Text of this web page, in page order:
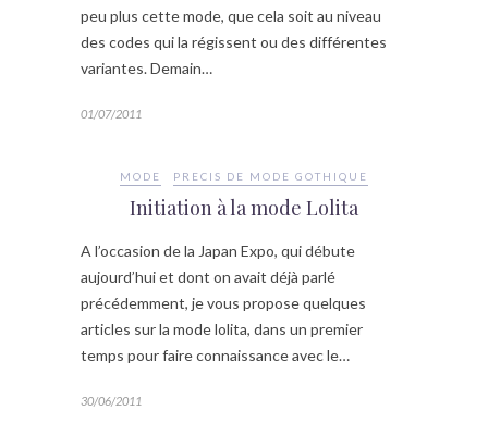
peu plus cette mode, que cela soit au niveau
des codes qui la régissent ou des différentes
variantes. Demain…
01/07/2011
MODE PRECIS DE MODE GOTHIQUE
Initiation à la mode Lolita
A l’occasion de la Japan Expo, qui débute
aujourd’hui et dont on avait déjà parlé
précédemment, je vous propose quelques
articles sur la mode lolita, dans un premier
temps pour faire connaissance avec le…
30/06/2011